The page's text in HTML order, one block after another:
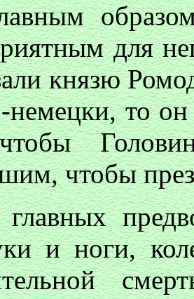
для
князю
то
чтобы
и ноги,